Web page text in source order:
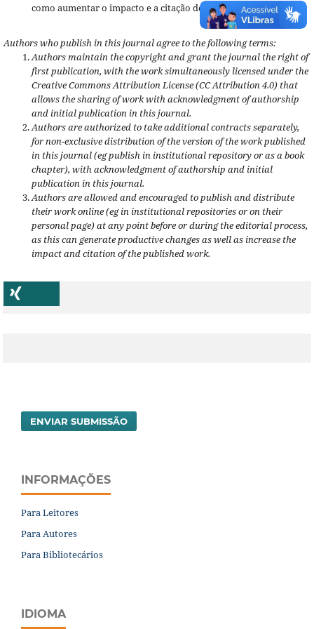
como aumentar o impacto e a citação do trabalho publicado.
Authors who publish in this journal agree to the following terms:
Authors maintain the copyright and grant the journal the right of
first publication, with the work simultaneously licensed under the
Creative Commons Attribution License (CC Attribution 4.0) that
allows the sharing of work with acknowledgment of authorship
and initial publication in this journal.
Authors are authorized to take additional contracts separately,
for non-exclusive distribution of the version of the work published
in this journal (eg publish in institutional repository or as a book
chapter), with acknowledgment of authorship and initial
publication in this journal.
Authors are allowed and encouraged to publish and distribute
their work online (eg in institutional repositories or on their
personal page) at any point before or during the editorial process,
as this can generate productive changes as well as increase the
impact and citation of the published work.
ENVIAR SUBMISSÃO
INFORMAÇÕES
Para Leitores
Para Autores
Para Bibliotecários
IDIOMA